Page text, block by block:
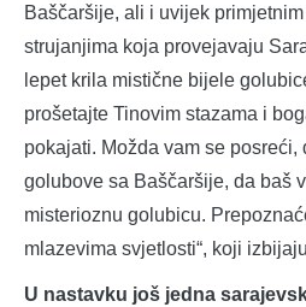
Baščaršije, ali i uvijek
strujanjima koja provejavaju
lepet krila mistične bijele
prošetajte Tinovim stazama i
pokajati. Možda vam se posreći,
golubove sa Baščaršije, da baš
misterioznu golubicu.
mlazevima svjetlosti“, koji
U nastavku još jedna